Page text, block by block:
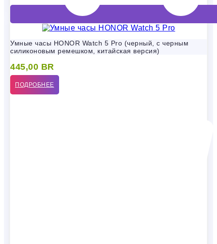
Умные часы HONOR Watch 5 Pro (черный, с черным
силиконовым ремешком, китайская версия)
445,00 BR
ПОДРОБНЕЕ